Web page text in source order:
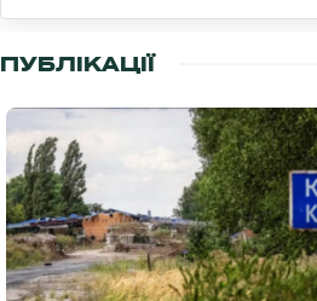
ПУБЛІКАЦІЇ